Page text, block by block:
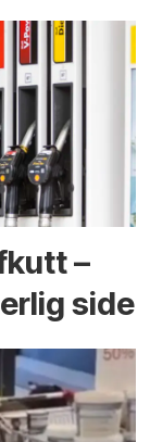
–
side